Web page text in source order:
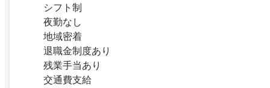
シフト制
夜勤なし
地域密着
退職金制度あり
残業手当あり
交通費支給